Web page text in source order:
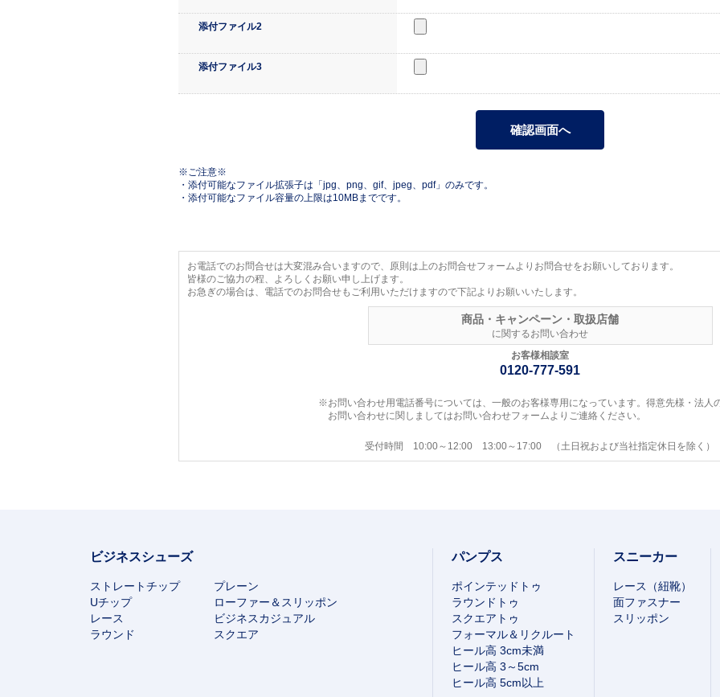
添付ファイル2
添付ファイル3
※ご注意※
・添付可能なファイル拡張子は「jpg、png、gif、jpeg、pdf」のみです。
・添付可能なファイル容量の上限は10MBまでです。
お電話でのお問合せは大変混み合いますので、原則は上のお問合せフォームよりお問合せをお願いしております。
皆様のご協力の程、よろしくお願い申し上げます。
お急ぎの場合は、電話でのお問合せもご利用いただけますので下記よりお願いいたします。
商品・キャンペーン・取扱店舗
に関するお問い合わせ
お客様相談室
0120-777-591
※お問い合わせ用電話番号については、一般のお客様専用になっています。得意先様・法人
お問い合わせに関しましてはお問い合わせフォームよりご連絡ください。
受付時間 10:00～12:00 13:00～17:00 （土日祝および当社指定休日を除く）
ビジネスシューズ
ストレートチップ
プレーン
Uチップ
ローファー＆スリッポン
レース
ビジネスカジュアル
ラウンド
スクエア
パンプス
ポインテッドトゥ
ラウンドトゥ
スクエアトゥ
フォーマル＆リクルート
ヒール高 3cm未満
ヒール高 3～5cm
ヒール高 5cm以上
スニーカー
レース（紐靴）
面ファスナー
スリッポン